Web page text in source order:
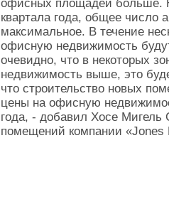
офисных площадей больше.
квартала года, общее
максимальное. В течение
офисную недвижимость
очевидно, что в некоторых
недвижимость выше, это
что строительство новых
цены на офисную
года, - добавил Хосе Мигель
помещений компании «Jones